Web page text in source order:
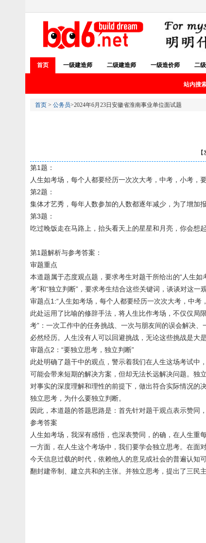
首页 一级建造师 二级建造师 一级造价师 二
站内搜
首页 > 公务员>2024年6月23日安徽省淮南事业单位面试题
第1题：
人生如考场，每个人都要经历一次次大考，中考，小考，
第2题：
集体才艺秀，每年人数参加的人数都逐年减少，为了增加
第3题：
吃过晚饭走在马路上，抬头看天上的星星和月亮，你会想
第1题解析与参考答案：
审题重点
本道题属于态度观点题，要求考生对题干所给出的“人生
考”和“独立判断”，要求考生结合这些关键词，谈谈对这一
审题点1:“人生如考场，每个人都要经历一次次大考，中考
此处运用了比喻的修辞手法，将人生比作考场，不仅仅局
考”：一次工作中的任务挑战、一次与朋友间的误会解决
必然经历。人生没有人可以回避挑战，无论这些挑战是大
审题点2：“要独立思考，独立判断”
此处明确了题干中的观点，警示着我们在人生这场考试中
可能会带来短期的解决方案，但却无法长远解决问题。独
对事实的深度理解和理性的前提下，做出符合实际情况的
独立思考，为什么要独立判断。
因此，本道题的答题思路是：首先针对题干观点表示赞同
参考答案
人生如考场，我深有感悟，也深表赞同，的确，在人生重
一方面，在人生这个考场中，我们要学会独立思考。在面
今天信息过载的时代，依赖他人的意见或社会的普遍认知
翻封建帝制、建立共和的主张。并独立思考，提出了三民